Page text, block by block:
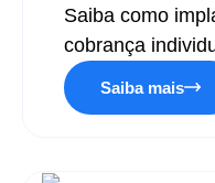
Saiba como
cobrança
Saiba mais